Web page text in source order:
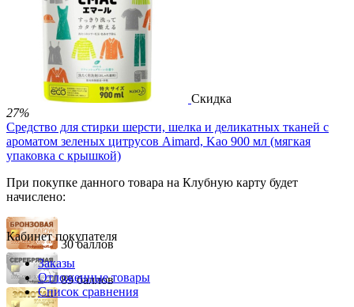
В корзину
Скидка
27%
Средство для стирки шерсти, шелка и деликатных тканей с
ароматом зеленых цитрусов Aimard, Kao 900 мл (мягкая
упаковка с крышкой)
При покупке данного товара на Клубную карту будет
начислено:
30 баллов
89 баллов
Кабинет покупателя
Заказы
Отложенные товары
Список сравнения